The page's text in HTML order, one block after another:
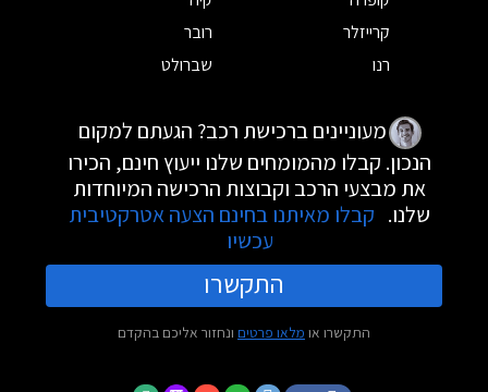
קרייזלר
רובר
רנו
שברולט
מעוניינים ברכישת רכב? הגעתם למקום
הנכון. קבלו מהמומחים שלנו ייעוץ חינם, הכירו
את מבצעי הרכב וקבוצות הרכישה המיוחדות
שלנו. קבלו מאיתנו בחינם הצעה אטרקטיבית
עכשיו
התקשרו
התקשרו או מלאו פרטים ונחזור אליכם בהקדם